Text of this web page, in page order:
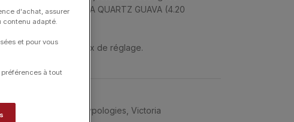
BRACELET VICTORIA QUARTZ GUAVA (4.20
cm et ont 4 anneaux de réglage.
Typologies Victoria
d'achat, assurer
adapté.
et pour vous
à tout